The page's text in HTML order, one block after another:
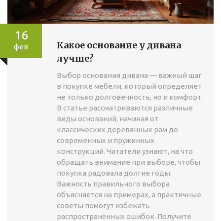
16
фев
Какое основание у дивана
лучше?
Выбор основания дивана — важный шаг
в покупке мебели, который определяет
не только долговечность, но и комфорт.
В статье рассматриваются различные
виды оснований, начиная от
классических деревянных рам до
современных и пружинных
конструкций. Читатели узнают, на что
обращать внимание при выборе, чтобы
покупка радовала долгие годы.
Важность правильного выбора
объясняется на примерах, а практичные
советы помогут избежать
распространённых ошибок. Получите